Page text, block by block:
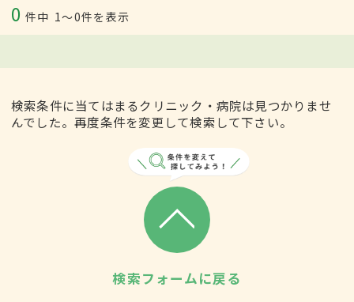
0 件中 1〜0件を表示
検索条件に当てはまるクリニック・病院は見つかりませ
んでした。再度条件を変更して検索して下さい。
検索フォームに戻る